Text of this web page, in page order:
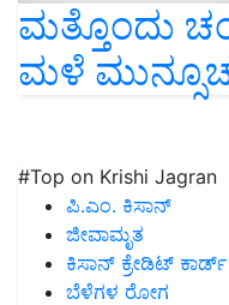
ಮತ್ತೊಂದು
ಮಳೆ
#Top on Krishi Jagran
ಪಿ.ಎಂ. ಕಿಸಾನ್
ಜೀವಾಮೃತ
ಕಿಸಾನ್ ಕ್ರೇಡಿಟ್ ಕಾರ್ಡ್
ಬೆಳೆಗಳ ರೋಗ